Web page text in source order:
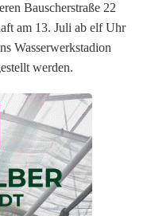
Bauscherstraße 22
am 13. Juli ab elf Uhr
Wasserwerkstadion
werden.